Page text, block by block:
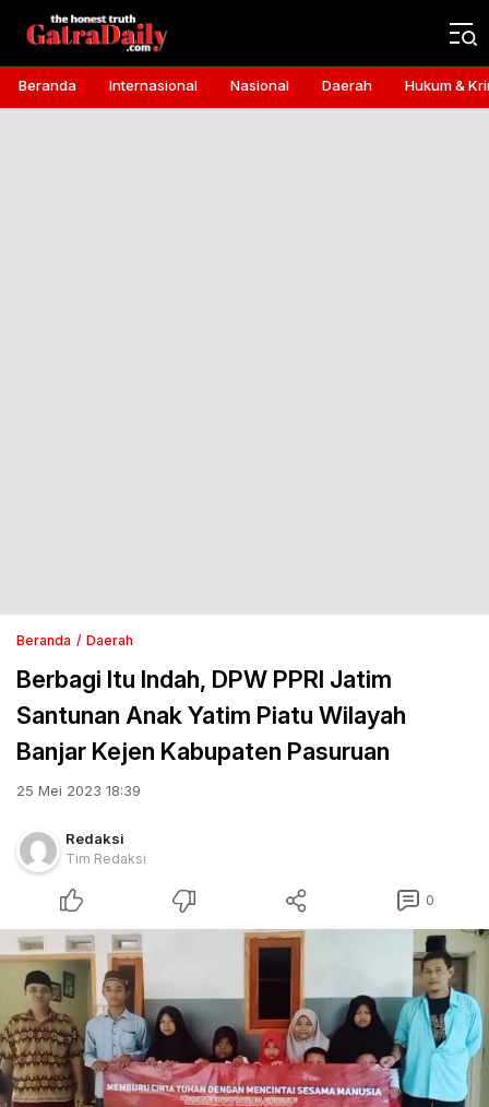
Gatra Daily
the honest truth
Beranda Internasional Nasional Daerah Hukum &
Beranda Daerah
Berbagi Itu Indah, DPW PPRI Jatim
Santunan Anak Yatim Piatu Wilayah
Banjar Kejen Kabupaten Pasuruan
25 Mei 2023 18:39
Redaksi
Tim Redaksi
0